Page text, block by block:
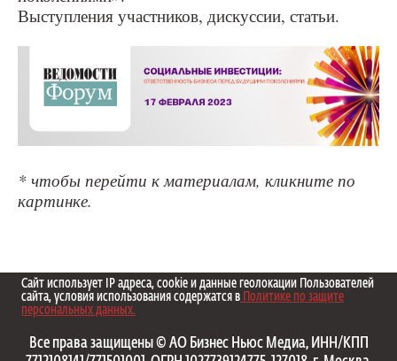
Выступления участников, дискуссии, статьи.
* чтобы перейти к материалам, кликните по
картинке.
Сайт использует IP адреса, cookie и данные геолокации Пользователей
сайта, условия использования содержатся в Политике по защите
персональных данных.
Все права защищены © АО Бизнес Ньюс Медиа, ИНН/КПП